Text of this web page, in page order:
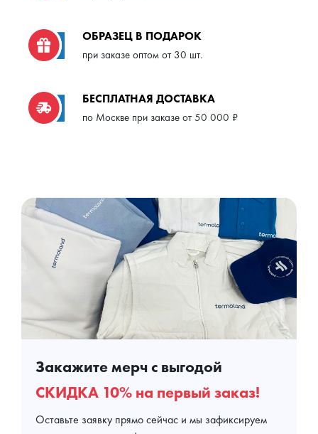
ОБРАЗЕЦ В ПОДАРОК
при заказе оптом от 30 шт.
БЕСПЛАТНАЯ ДОСТАВКА
по Москве при заказе от 50 000 ₽
Закажите мерч с выгодой
СКИДКА 10% на первый заказ!
Оставьте заявку прямо сейчас и мы зафиксируем